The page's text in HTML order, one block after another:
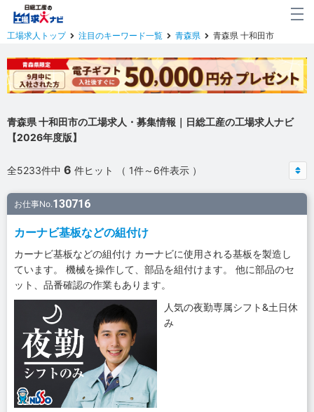
工場求人トップ 注目のキーワード一覧 青森県 青森県 十和田市
青森県 十和田市の工場求人・募集情報｜日総工産の工場求人ナビ
【2026年度版】
全5233件中 6 件ヒット （ 1件～6件表示 ）
お仕事No.130716
カーナビ基板などの組付け
カーナビ基板などの組付け カーナビに使用される基板を製造し
ています。 機械を操作して、部品を組付けます。 他に部品のセ
ット、品番確認の作業もあります。
人気の夜勤専属シフト&土日休
み